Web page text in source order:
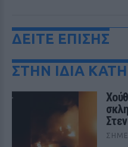
ΔΕΙΤΕ ΕΠΙΣΗΣ
ΣΤΗΝ ΙΔΙΑ